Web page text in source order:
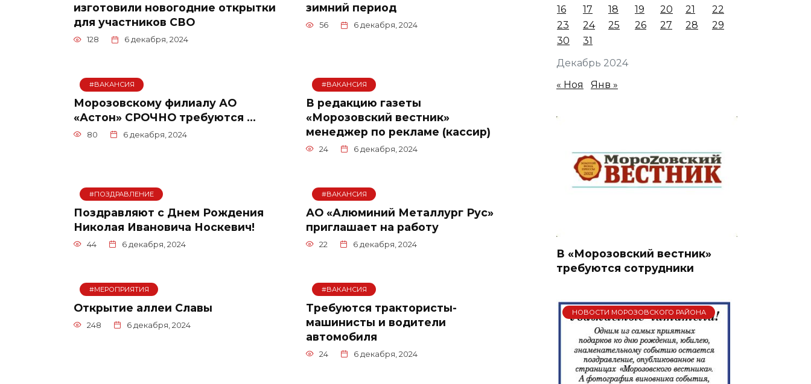
изготовили новогодние открытки
для участников СВО
128 6 декабря, 2024
зимний период
56 6 декабря, 2024
#ВАКАНСИЯ
Морозовскому филиалу АО
«Астон» СРОЧНО требуются …
80 6 декабря, 2024
#ВАКАНСИЯ
В редакцию газеты
«Морозовский вестник»
менеджер по рекламе (кассир)
24 6 декабря, 2024
#ПОЗДРАВЛЕНИЕ
Поздравляют с Днем Рождения
Николая Ивановича Носкевич!
44 6 декабря, 2024
#ВАКАНСИЯ
АО «Алюминий Металлург Рус»
приглашает на работу
22 6 декабря, 2024
#МЕРОПРИЯТИЯ
Открытие аллеи Славы
248 6 декабря, 2024
#ВАКАНСИЯ
Требуются трактористы-
машинисты и водители
автомобиля
24 6 декабря, 2024
Декабрь 2024
16
17 18 19 20 21
22
23
24 25 26 27 28
29
30
31
« Ноя Янв »
В «Морозовский вестник»
требуются сотрудники
НОВОСТИ МОРОЗОВСКОГО РАЙОНА